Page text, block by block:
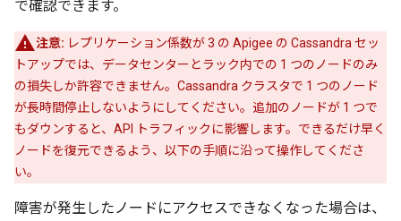
で確認できます。
注意: レプリケーション係数が 3 の Apigee の Cassandra セッ
トアップでは、データセンターとラック内での 1 つのノードのみ
の損失しか許容できません。Cassandra クラスタで 1 つのノード
が長時間停止しないようにしてください。追加のノードが 1 つで
もダウンすると、API トラフィックに影響します。できるだけ早く
ノードを復元できるよう、以下の手順に沿って操作してくださ
い。
障害が発生したノードにアクセスできなくなった場合は、